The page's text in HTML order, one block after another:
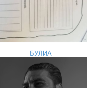
БУЛИА